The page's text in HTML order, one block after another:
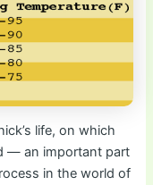
life, on which
— an important part
in the world of